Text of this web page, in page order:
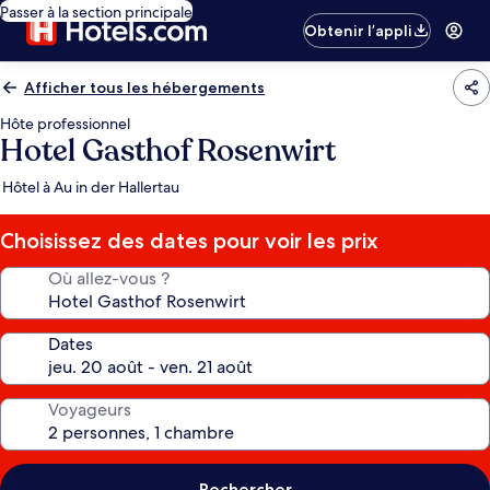
Passer à la section principale
Obtenir l’appli
Afficher tous les hébergements
Hôte professionnel
Hotel Gasthof Rosenwirt
Hôtel à Au in der Hallertau
Choisissez des dates pour voir les prix
Où allez-vous ?
Dates
Voyageurs